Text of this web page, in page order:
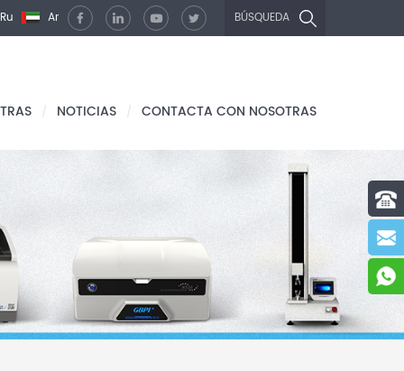
BÚSQUEDA
Ar
/ NOTICIAS / CONTACTA CON NOSOTRAS